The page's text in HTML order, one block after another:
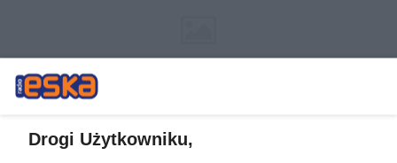
Drogi Użytkowniku,